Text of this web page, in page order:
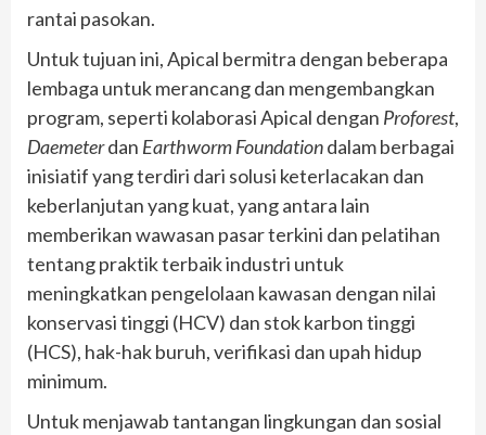
rantai pasokan.
Untuk tujuan ini, Apical bermitra dengan beberapa
lembaga untuk merancang dan mengembangkan
program, seperti kolaborasi Apical dengan Proforest,
Daemeterdan Earthworm Foundationdalam berbagai
inisiatif yang terdiri dari solusi keterlacakan dan
keberlanjutan yang kuat, yang antara lain
memberikan wawasan pasar terkini dan pelatihan
tentang praktik terbaik industri untuk
meningkatkan pengelolaan kawasan dengan nilai
konservasi tinggi (HCV) dan stok karbon tinggi
(HCS), hak-hak buruh, verifikasi dan upah hidup
minimum.
Untuk menjawab tantangan lingkungan dan sosial